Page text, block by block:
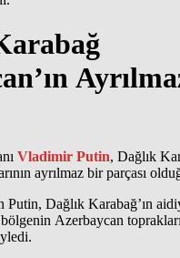
Vladimir Putin, Dağlık
ayrılmaz bir parçası
Putin, Dağlık Karabağ’ın
Azerbaycan